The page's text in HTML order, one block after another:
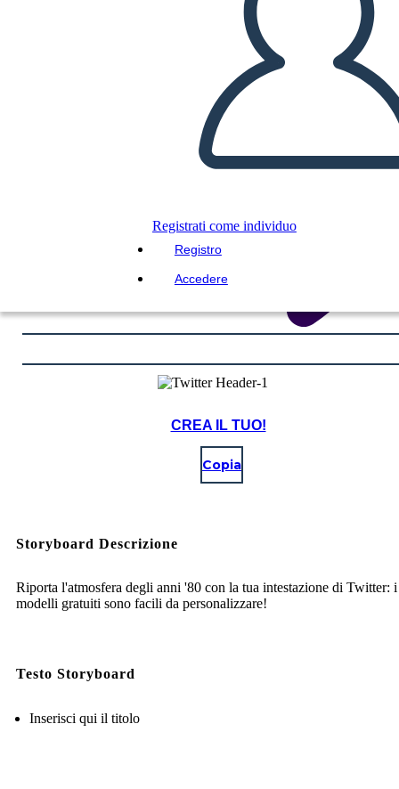
Registrati come individuo
Registro
Accedere
CREA IL TUO!
Copia
Storyboard Descrizione
Riporta l'atmosfera degli anni '80 con la tua intestazione di Twitter: i
modelli gratuiti sono facili da personalizzare!
Testo Storyboard
Inserisci qui il titolo